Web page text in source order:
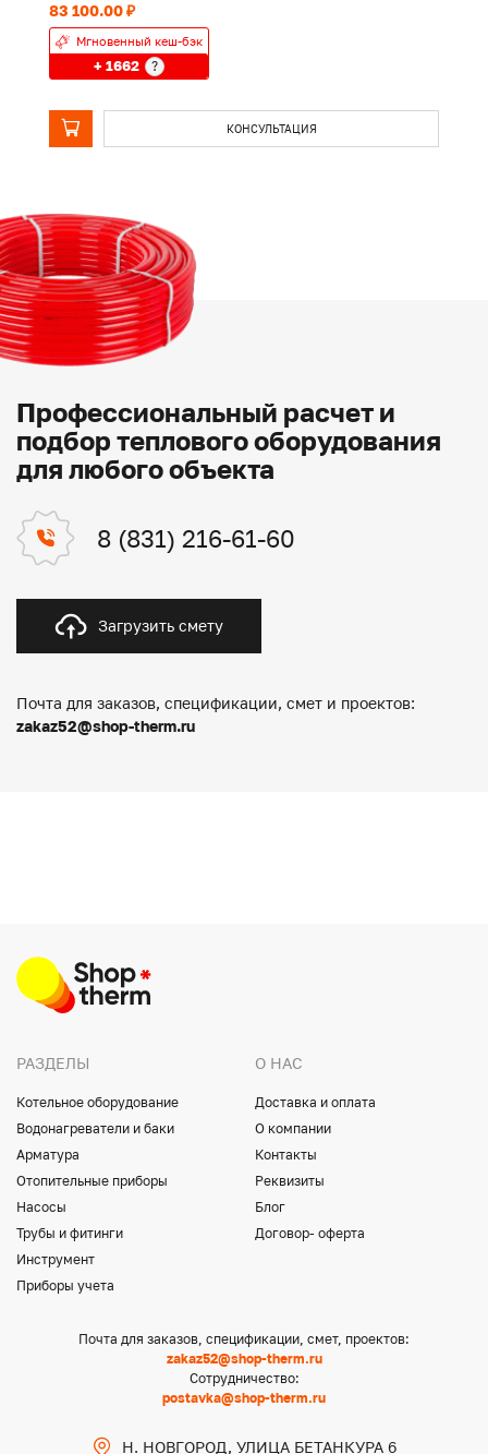
83 100.00 ₽
Мгновенный кеш-бэк
+ 1662 ?
КОНСУЛЬТАЦИЯ
Профессиональный расчет и
подбор теплового оборудования
для любого объекта
8 (831) 216-61-60
Загрузить смету
Почта для заказов, спецификации, смет и проектов:
zakaz52@shop-therm.ru
РАЗДЕЛЫ
Котельное оборудование
Водонагреватели и баки
Арматура
Отопительные приборы
Насосы
Трубы и фитинги
Инструмент
Приборы учета
О НАС
Доставка и оплата
О компании
Контакты
Реквизиты
Блог
Договор- оферта
Почта для заказов, спецификации, смет, проектов:
zakaz52@shop-therm.ru
Сотрудничество:
postavka@shop-therm.ru
Н. НОВГОРОД, УЛИЦА БЕТАНКУРА 6